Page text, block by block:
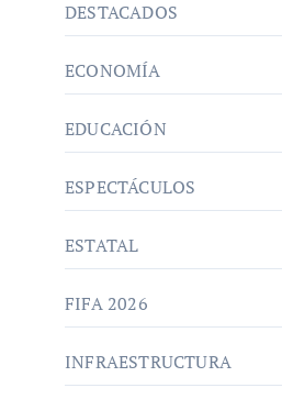
DESTACADOS
ECONOMÍA
EDUCACIÓN
ESPECTÁCULOS
ESTATAL
FIFA 2026
INFRAESTRUCTURA